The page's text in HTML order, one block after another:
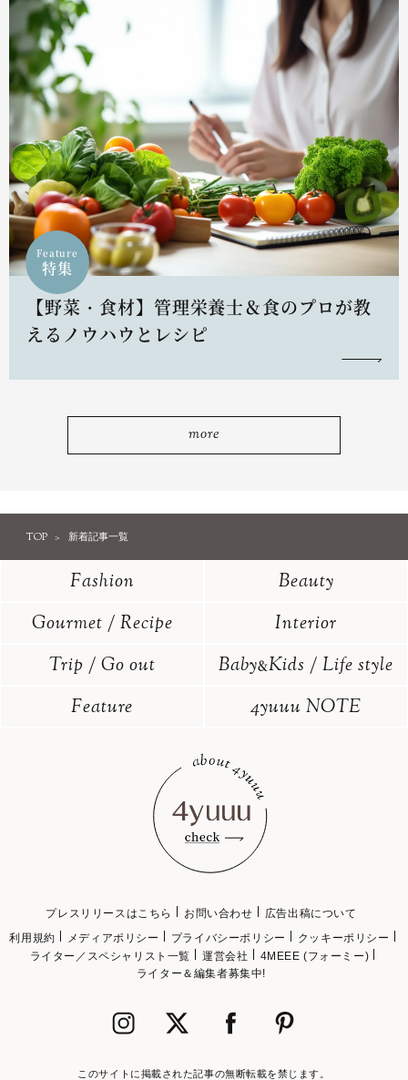
Feature
特集
【野菜・食材】管理栄養士＆食のプロが教
えるノウハウとレシピ
more
TOP 新着記事一覧
Fashion
Beauty
Gourmet / Recipe
Interior
Trip / Go out
Baby&Kids / Life style
Feature
4yuuu NOTE
プレスリリースはこちら お問い合わせ
広告出稿について
利用規約
メディアポリシー プライバシーポリシー
クッキーポリシー
ライター／スペシャリスト一覧
運営会社
4MEEE (フォーミー)
ライター＆編集者募集中!
このサイトに掲載された記事の無断転載を禁じます。